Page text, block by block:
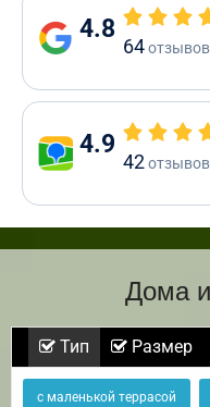
4.8
64отзывов
4.9
42отзывов
Дома
Тип Размер
с маленькой террасой